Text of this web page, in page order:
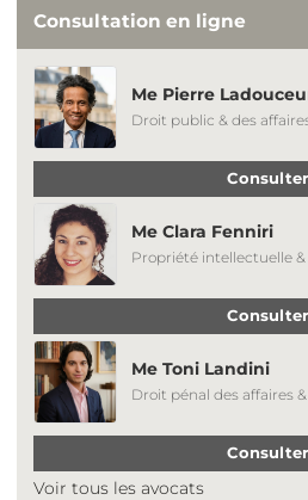
Consultation en ligne
Me Pierre
Droit public & des
Consulter
Me Clara Fenniri
Propriété intellectuelle
Consulter
Me Toni Landini
Droit pénal des affaires
Consulter
Voir tous les avocats